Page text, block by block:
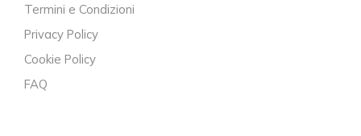
Termini e Condizioni
Privacy Policy
Cookie Policy
FAQ